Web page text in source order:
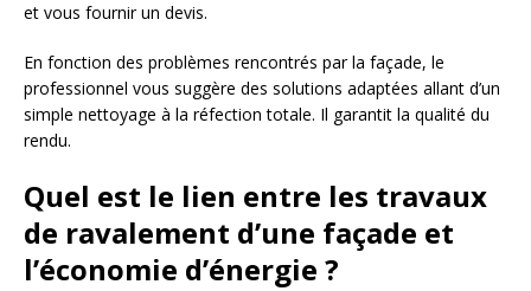
et vous fournir un devis.
En fonction des problèmes rencontrés par la façade, le
professionnel vous suggère des solutions adaptées allant d’un
simple nettoyage à la réfection totale. Il garantit la qualité du
rendu.
Quel est le lien entre les travaux
de ravalement d’une façade et
l’économie d’énergie ?